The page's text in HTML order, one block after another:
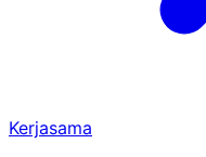
Kerjasama